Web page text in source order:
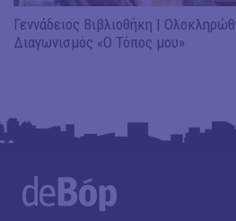
Γεννάδειος Βιβλιοθήκη |
Διαγωνισμός «Ο Τόπος μου»